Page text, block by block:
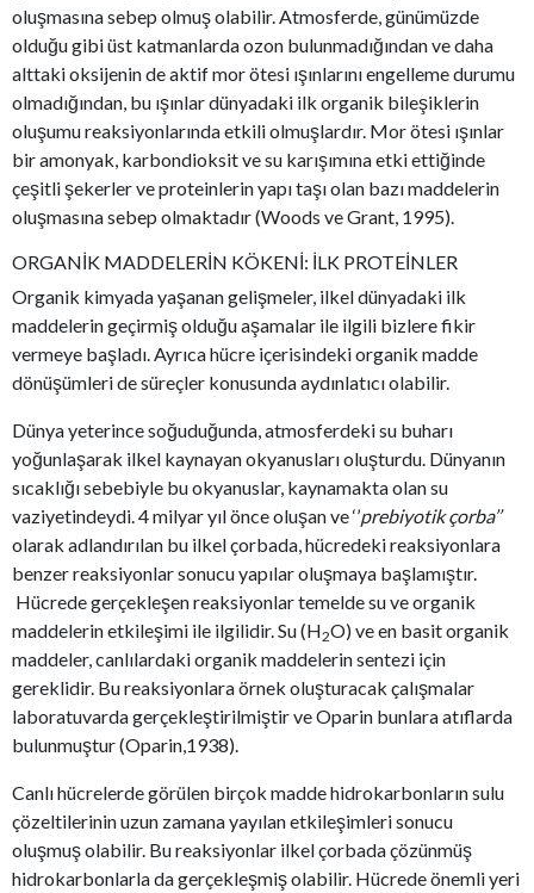
oluşmasına sebep olmuş olabilir. Atmosferde, günümüzde
olduğu gibi üst katmanlarda ozon bulunmadığından ve daha
alttaki oksijenin de aktif mor ötesi ışınlarını engelleme durumu
olmadığından, bu ışınlar dünyadaki ilk organik bileşiklerin
oluşumu reaksiyonlarında etkili olmuşlardır. Mor ötesi ışınlar
bir amonyak, karbondioksit ve su karışımına etki ettiğinde
çeşitli şekerler ve proteinlerin yapı taşı olan bazı maddelerin
oluşmasına sebep olmaktadır (Woods ve Grant, 1995).
ORGANİK MADDELERİN KÖKENİ: İLK PROTEİNLER
Organik kimyada yaşanan gelişmeler, ilkel dünyadaki ilk
maddelerin geçirmiş olduğu aşamalar ile ilgili bizlere fikir
vermeye başladı. Ayrıca hücre içerisindeki organik madde
dönüşümleri de süreçler konusunda aydınlatıcı olabilir.
Dünya yeterince soğuduğunda, atmosferdeki su buharı
yoğunlaşarak ilkel kaynayan okyanusları oluşturdu. Dünyanın
sıcaklığı sebebiyle bu okyanuslar, kaynamakta olan su
vaziyetindeydi. 4 milyar yıl önce oluşan ve ‘’prebiyotik çorba’’
olarak adlandırılan bu ilkel çorbada, hücredeki reaksiyonlara
benzer reaksiyonlar sonucu yapılar oluşmaya başlamıştır.
Hücrede gerçekleşen reaksiyonlar temelde su ve organik
maddelerin etkileşimi ile ilgilidir. Su (H2O) ve en basit organik
maddeler, canlılardaki organik maddelerin sentezi için
gereklidir. Bu reaksiyonlara örnek oluşturacak çalışmalar
laboratuvarda gerçekleştirilmiştir ve Oparin bunlara atıflarda
bulunmuştur (Oparin,1938).
Canlı hücrelerde görülen birçok madde hidrokarbonların sulu
çözeltilerinin uzun zamana yayılan etkileşimleri sonucu
oluşmuş olabilir. Bu reaksiyonlar ilkel çorbada çözünmüş
hidrokarbonlarla da gerçekleşmiş olabilir. Hücrede önemli yeri